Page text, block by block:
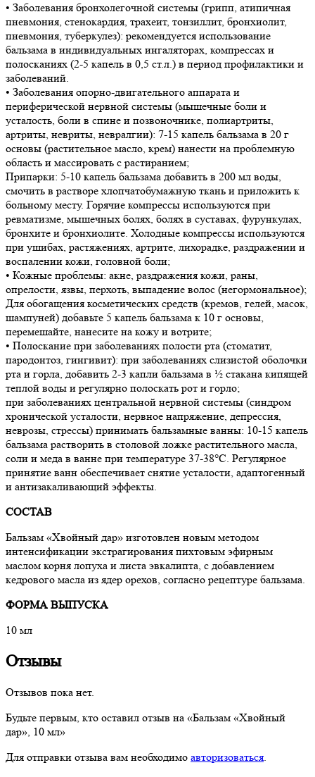
• Заболевания бронхолегочной системы (грипп, атипичная
пневмония, стенокардия, трахеит, тонзиллит, бронхиолит,
пневмония, туберкулез): рекомендуется использование
бальзама в индивидуальных ингаляторах, компрессах и
полосканиях (2-5 капель в 0,5 ст.л.) в период профилактики и
заболеваний.
• Заболевания опорно-двигательного аппарата и
периферической нервной системы (мышечные боли и
усталость, боли в спине и позвоночнике, полиартриты,
артриты, невриты, невралгии): 7-15 капель бальзама в 20 г
основы (растительное масло, крем) нанести на проблемную
область и массировать с растиранием;
Припарки: 5-10 капель бальзама добавить в 200 мл воды,
смочить в растворе хлопчатобумажную ткань и приложить к
больному месту. Горячие компрессы используются при
ревматизме, мышечных болях, болях в суставах, фурункулах,
бронхите и бронхиолите. Холодные компрессы используются
при ушибах, растяжениях, артрите, лихорадке, раздражении и
воспалении кожи, головной боли;
• Кожные проблемы: акне, раздражения кожи, раны,
опрелости, язвы, перхоть, выпадение волос (негормональное);
Для обогащения косметических средств (кремов, гелей, масок,
шампуней) добавьте 5 капель бальзама к 10 г основы,
перемешайте, нанесите на кожу и вотрите;
• Полоскание при заболеваниях полости рта (стоматит,
пародонтоз, гингивит): при заболеваниях слизистой оболочки
рта и горла, добавить 2-3 капли бальзама в ½ стакана кипящей
теплой воды и регулярно полоскать рот и горло;
при заболеваниях центральной нервной системы (синдром
хронической усталости, нервное напряжение, депрессия,
неврозы, стрессы) принимать бальзамные ванны: 10-15 капель
бальзама растворить в столовой ложке растительного масла,
соли и меда в ванне при температуре 37-38°C. Регулярное
принятие ванн обеспечивает снятие усталости, адаптогенный
и антизакаливающий эффекты.
СОСТАВ
Бальзам «Хвойный дар» изготовлен новым методом
интенсификации экстрагирования пихтовым эфирным
маслом корня лопуха и листа эвкалипта, с добавлением
кедрового масла из ядер орехов, согласно рецептуре бальзама.
ФОРМА ВЫПУСКА
10 мл
Отзывы
Отзывов пока нет.
Будьте первым, кто оставил отзыв на «Бальзам «Хвойный
дар», 10 мл»
Для отправки отзыва вам необходимо авторизоваться.